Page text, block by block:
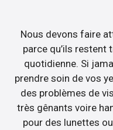
Nous devons faire
parce qu’ils
quotidienne. Si
prendre soin de vos
des problèmes de
très gênants voire
pour des lunettes